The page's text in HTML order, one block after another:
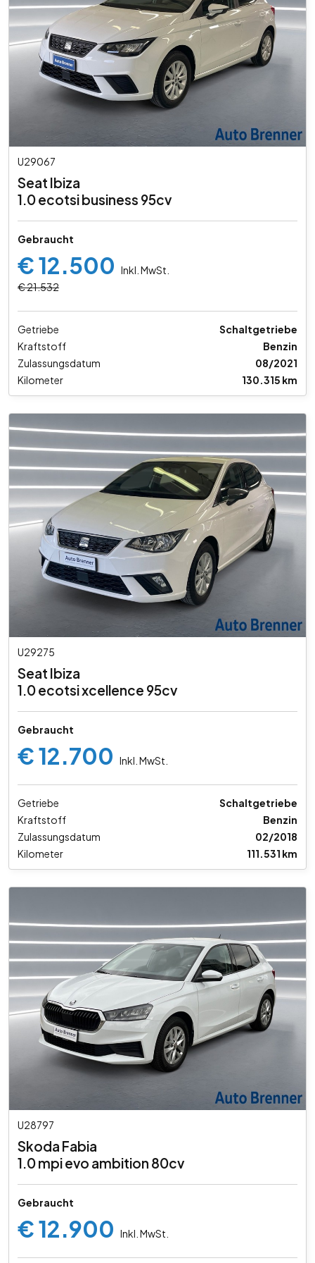
U29067
Seat Ibiza
1.0 ecotsi business 95cv
Gebraucht
€ 12.500 Inkl. MwSt.
€ 21.532
Getriebe
Schaltgetriebe
Kraftstoff
Benzin
Zulassungsdatum
08/2021
Kilometer
130.315 km
U29275
Seat Ibiza
1.0 ecotsi xcellence 95cv
Gebraucht
€ 12.700 Inkl. MwSt.
Getriebe
Schaltgetriebe
Kraftstoff
Benzin
Zulassungsdatum
02/2018
Kilometer
111.531 km
U28797
Skoda Fabia
1.0 mpi evo ambition 80cv
Gebraucht
€ 12.900 Inkl. MwSt.